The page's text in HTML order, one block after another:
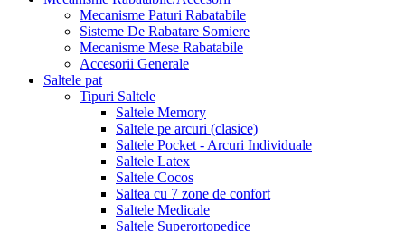
Mecanisme Paturi Rabatabile
Sisteme De Rabatare Somiere
Mecanisme Mese Rabatabile
Accesorii Generale
Saltele pat
Tipuri Saltele
Saltele Memory
Saltele pe arcuri (clasice)
Saltele Pocket - Arcuri Individuale
Saltele Latex
Saltele Cocos
Saltea cu 7 zone de confort
Saltele Medicale
Saltele Superortopedice